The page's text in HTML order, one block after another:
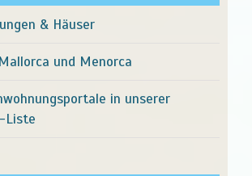
& Häuser
und Menorca
in unserer
Liste